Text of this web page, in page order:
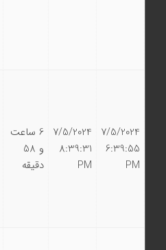
7/5/2024
6:39:55
PM
7/5/2024
8:39:31
PM
6 ساعت
و 58
دقیقه